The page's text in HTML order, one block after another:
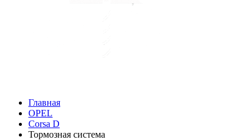
Главная
OPEL
Corsa D
Тормозная система